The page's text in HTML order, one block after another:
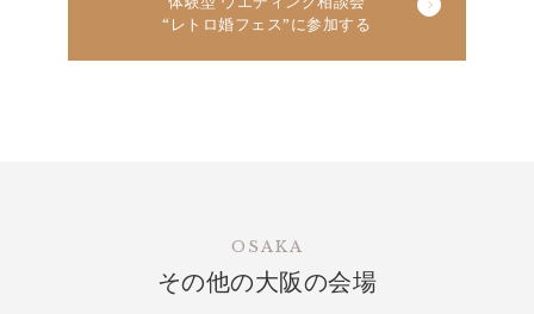
“レトロ婚フェス”に参加する
OSAKA
その他の大阪の会場